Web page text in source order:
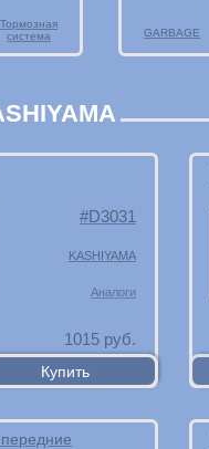
Тормозная
система
GARBAGE
D3031
KASHIYAMA
Аналоги
1015руб.